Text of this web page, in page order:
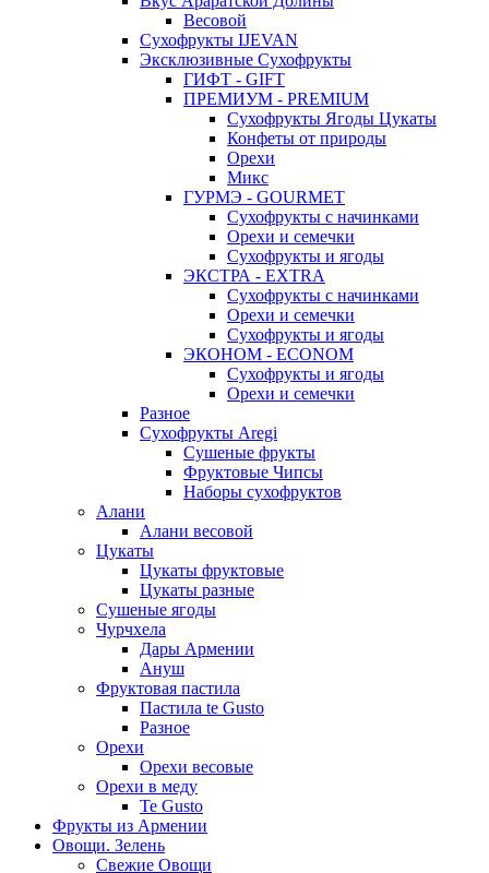
Весовой
Сухофрукты IJEVAN
Эксклюзивные Сухофрукты
ГИФТ - GIFT
ПРЕМИУМ - PREMIUM
Сухофрукты Ягоды Цукаты
Конфеты от природы
Орехи
Микс
ГУРМЭ - GOURMET
Сухофрукты с начинками
Орехи и семечки
Сухофрукты и ягоды
ЭКСТРА - EXTRA
Сухофрукты с начинками
Орехи и семечки
Сухофрукты и ягоды
ЭКОНОМ - ECONOM
Сухофрукты и ягоды
Орехи и семечки
Разное
Сухофрукты Aregi
Сушеные фрукты
Фруктовые Чипсы
Наборы сухофруктов
Алани
Алани весовой
Цукаты
Цукаты фруктовые
Цукаты разные
Сушеные ягоды
Чурчхела
Дары Армении
Ануш
Фруктовая пастила
Пастила te Gusto
Разное
Орехи
Орехи весовые
Орехи в меду
Te Gusto
Фрукты из Армении
Овощи. Зелень
Свежие Овощи